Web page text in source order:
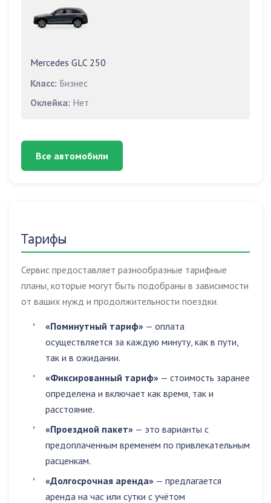
Mercedes GLC 250
Класс: Бизнес
Оклейка: Нет
Все автомобили
Тарифы
Сервис предоставляет разнообразные тарифные
планы, которые могут быть подобраны в зависимости
от ваших нужд и продолжительности поездки.
«Поминутный тариф» — оплата
осуществляется за каждую минуту, как в пути,
так и в ожидании.
«Фиксированный тариф» — стоимость заранее
определена и включает как время, так и
расстояние.
«Проездной пакет» — это варианты с
предоплаченным временем по привлекательным
расценкам.
«Долгосрочная аренда» — предлагается
аренда на час или сутки с учётом